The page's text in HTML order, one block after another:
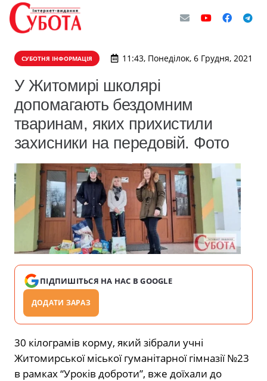
СУБОТНЯ ІНФОРМАЦІЯ 11:43, Понеділок, 6 Грудня, 2021
У Житомирі школярі
допомагають бездомним
тваринам, яких прихистили
захисники на передовій. Фото
ПІДПИШІТЬСЯ НА НАС В GOOGLE
ДОДАТИ ЗАРАЗ
30 кілограмів корму, який зібрали учні
Житомирської міської гуманітарної гімназії №23
в рамках “Уроків доброти”, вже доїхали до